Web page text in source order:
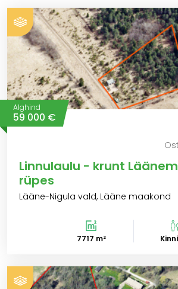
Alghind
59 000 €
Linnulaulu - krunt
rüpes
Lääne-Nigula vald, Lääne maakond
7717 m²